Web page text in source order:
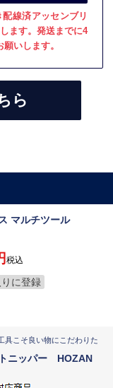
線済アッセンブリ
ます。発送までに4
いします。
ら
マルチツール
税込
に登録
具こそ良い物にこだわりた
ニッパー HOZAN